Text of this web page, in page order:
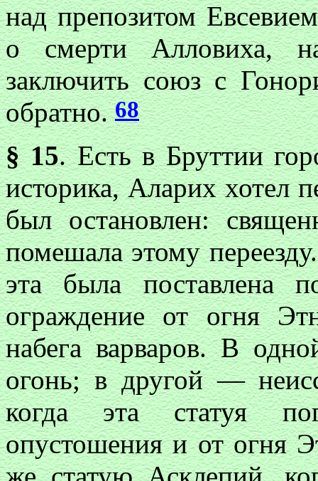
над препозитом
о смерти Алловиха,
заключить союз с
обратно.68
§ 15. Есть в Бруттии
историка, Аларих хотел
был остановлен:
помешала этому
эта была поставлена
ограждение от огня
набега варваров. В
огонь; в другой —
когда эта статуя
опустошения и от огня